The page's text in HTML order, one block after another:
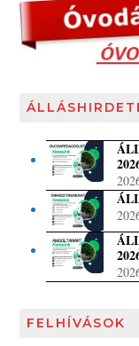
FELHÍVÁSOK